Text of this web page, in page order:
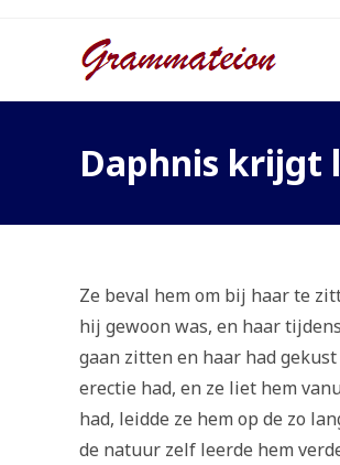
Daphnis krijgt
Ze beval hem om bij haar te
hij gewoon was, en haar
gaan zitten en haar had
erectie had, en ze liet hem
had, leidde ze hem op de zo
de natuur zelf leerde hem